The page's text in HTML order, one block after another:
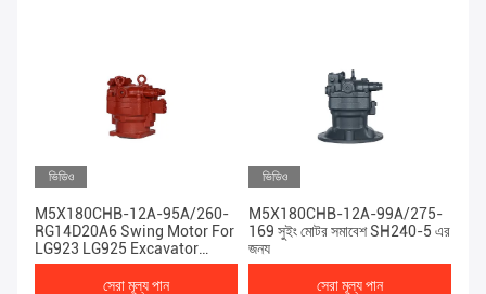
ভিডিও
M5X180CHB-12A-95A/260-
RG14D20A6 Swing Motor For
LG923 LG925 Excavator
Machinery Engine
সেরা মূল্য পান
ভিডিও
M5X180CHB-12A-99A/275-
169 সুইং মোটর সমাবেশ SH240-5 এর
জন্য
সেরা মূল্য পান